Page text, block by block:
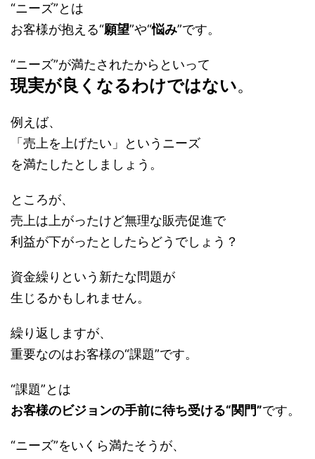
“ニーズ”とは
お客様が抱える“願望”や“悩み”です。
“ニーズ”が満たされたからといって
現実が良くなるわけではない。
例えば、
「売上を上げたい」というニーズ
を満たしたとしましょう。
ところが、
売上は上がったけど無理な販売促進で
利益が下がったとしたらどうでしょう？
資金繰りという新たな問題が
生じるかもしれません。
繰り返しますが、
重要なのはお客様の“課題”です。
“課題”とは
お客様のビジョンの手前に待ち受ける“関門”です。
“ニーズ”をいくら満たそうが、